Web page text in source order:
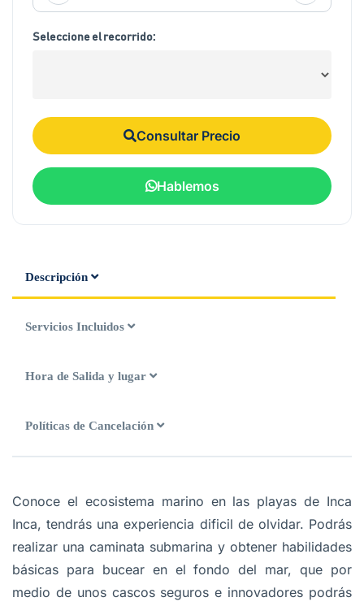
Seleccione el recorrido:
Consultar Precio
Hablemos
Descripción
Servicios Incluidos
Hora de Salida y lugar
Políticas de Cancelación
Conoce el ecosistema marino en las playas de Inca
Inca, tendrás una experiencia dificil de olvidar. Podrás
realizar una caminata submarina y obtener habilidades
básicas para bucear en el fondo del mar, que por
medio de unos cascos seguros e innovadores podrás